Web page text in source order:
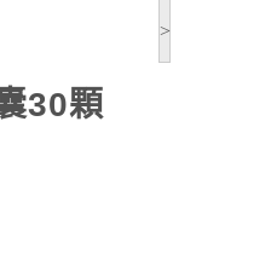
>
30顆